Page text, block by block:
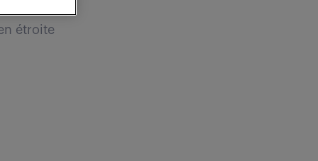
et de
étroite